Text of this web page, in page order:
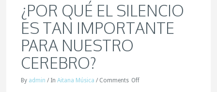
¿POR QUÉ EL SILENCIO
ES TAN IMPORTANTE
PARA NUESTRO
CEREBRO?
By admin / InAitana Música / Comments Off